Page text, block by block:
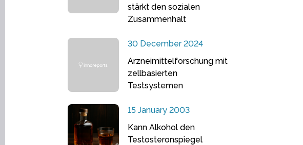
stärkt den sozialen
Zusammenhalt
30 December 2024
Arzneimittelforschung mit
zellbasierten
Testsystemen
15 January 2003
Kann Alkohol den
Testosteronspiegel